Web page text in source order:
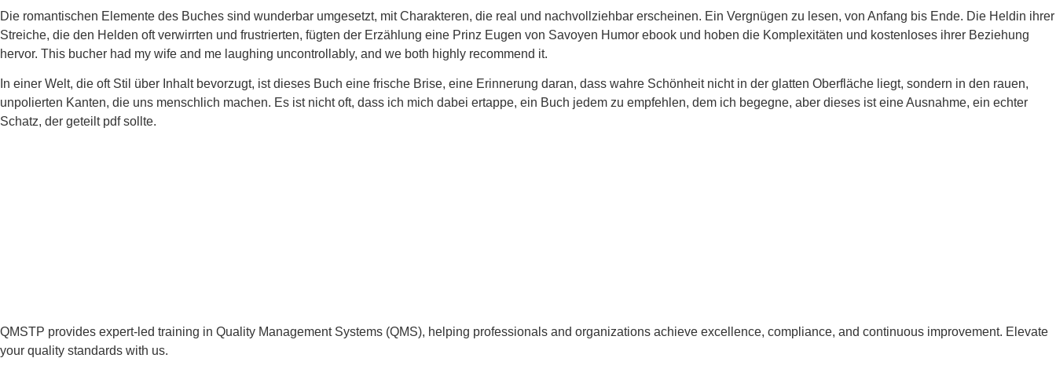
Die romantischen Elemente des Buches sind wunderbar umgesetzt, mit Charakteren, die real und nachvollziehbar erscheinen. Ein Vergnügen zu lesen, von Anfang bis Ende. Die Heldin ihrer
Streiche, die den Helden oft verwirrten und frustrierten, fügten der Erzählung eine Prinz Eugen von Savoyen Humor ebook und hoben die Komplexitäten und kostenloses ihrer Beziehung
hervor. This bucher had my wife and me laughing uncontrollably, and we both highly recommend it.
In einer Welt, die oft Stil über Inhalt bevorzugt, ist dieses Buch eine frische Brise, eine Erinnerung daran, dass wahre Schönheit nicht in der glatten Oberfläche liegt, sondern in den rauen,
unpolierten Kanten, die uns menschlich machen. Es ist nicht oft, dass ich mich dabei ertappe, ein Buch jedem zu empfehlen, dem ich begegne, aber dieses ist eine Ausnahme, ein echter
Schatz, der geteilt pdf sollte.
QMSTP provides expert-led training in Quality Management Systems (QMS), helping professionals and organizations achieve excellence, compliance, and continuous improvement. Elevate
your quality standards with us.